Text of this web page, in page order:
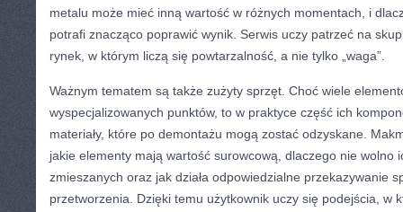
metalu może mieć inną wartość w różnych momentach, i
potrafi znacząco poprawić wynik. Serwis uczy patrzeć na
rynek, w którym liczą się powtarzalność, a nie tylko „waga”.
Ważnym tematem są także zużyty sprzęt. Choć wiele
wyspecjalizowanych punktów, to w praktyce część ich
materiały, które po demontażu mogą zostać odzyskane.
jakie elementy mają wartość surowcową, dlaczego nie wolno
zmieszanych oraz jak działa odpowiedzialne przekazywanie
przetworzenia. Dzięki temu użytkownik uczy się podejścia, w